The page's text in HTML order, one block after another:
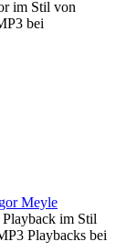
im Stil von
bei
Meyle
im Stil
Playbacks bei